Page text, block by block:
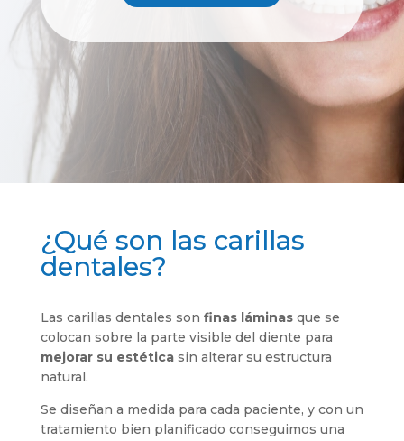
¿Qué son las carillas
dentales?
Las carillas dentales son finas láminas que se
colocan sobre la parte visible del diente para
mejorar su estéticasin alterar su estructura
natural.
Se diseñan a medida para cada paciente, y con un
tratamiento bien planificado conseguimos una